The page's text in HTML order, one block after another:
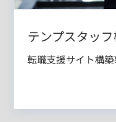
テンプスタッ
転職支援サイト構築